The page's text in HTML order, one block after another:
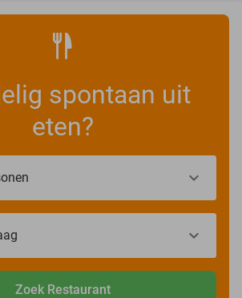
spontaan uit
eten?
Zoek Restaurant